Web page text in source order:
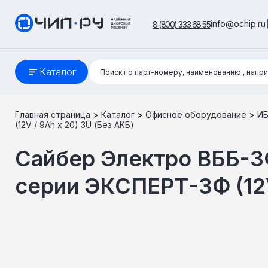
8 (800) 333 68 55info@ochip.ru
Каталог
Поиск:
Поиск по парт-номеру, наименованию ,
Главная страница > Каталог > Офисное оборудование >
(12V / 9Ah х 20) 3U (Без АКБ)
Сайбер Электро ВББ-
серии ЭКСПЕРТ-3Ф